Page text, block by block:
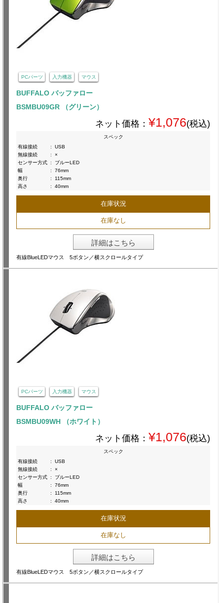
PCパーツ 入力機器 マウス
BUFFALO バッファロー
BSMBU09GR （グリーン）
ネット価格： ¥1,076(税込)
スペック
有線接続
:
USB
無線接続
:
×
センサー方式 :
ブルーLED
幅
:
76mm
奥行
:
115mm
高さ
: 40mm
在庫状況
在庫なし
詳細はこちら
有線BlueLEDマウス 5ボタン／横スクロールタイプ
PCパーツ 入力機器 マウス
BUFFALO バッファロー
BSMBU09WH （ホワイト）
ネット価格： ¥1,076(税込)
スペック
有線接続
:
USB
無線接続
:
×
センサー方式 :
ブルーLED
幅
:
76mm
奥行
:
115mm
高さ
: 40mm
在庫状況
在庫なし
詳細はこちら
有線BlueLEDマウス 5ボタン／横スクロールタイプ